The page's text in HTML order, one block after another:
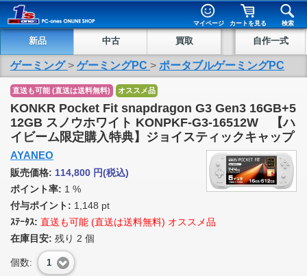
マイページ カートを見る 検索
新品 中古 買取 自作一式
ゲーミング > ゲーミングPC > ポータブルゲーミングPC
直送も可能 (直送は送料無料) オススメ品
KONKR Pocket Fit snapdragon G3 Gen3 16GB+5
12GB スノウホワイト KONPKF-G3-16512W 【ハ
イビーム限定購入特典】ジョイスティックキャップ
AYANEO
販売価格: 114,800 円(税込)
ポイント率: 1 %
付与ポイント: 1,148 pt
ｽﾃｰﾀｽ: 直送も可能 (直送は送料無料) オススメ品
在庫目安: 残り 2 個
個数: 1